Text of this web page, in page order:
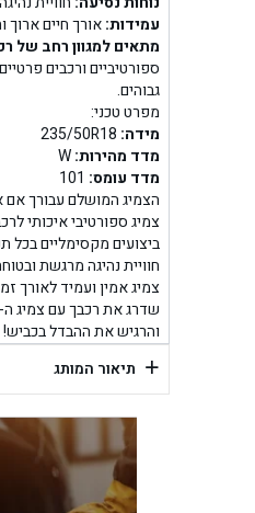
עמידות:אורך חיים ארוך
מתאים למגוון רחב של
ספורטיביים ורכבים
גבוהים.
מפרט טכני:
מידה:
מדד מהירות:
מדד עומס:
הצמיג המושלם עבורך
צמיג ספורטיבי איכותי
ביצועים מקסימליים בכל
חוויית נהיגה מרגשת
צמיג אמין ועמיד לאורך
והרגיש את ההבדל בכביש!
+ תיאור המותג